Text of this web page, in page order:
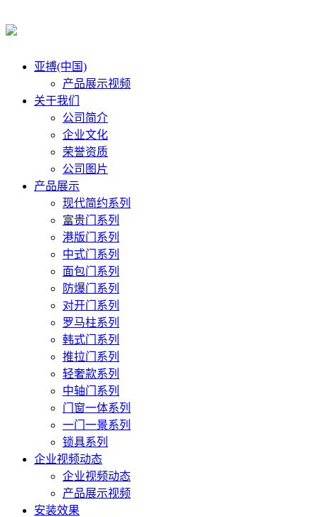
亚搏(中国)
产品展示视频
关于我们
公司简介
企业文化
荣誉资质
公司图片
产品展示
现代简约系列
富贵门系列
港版门系列
中式门系列
面包门系列
防爆门系列
对开门系列
罗马柱系列
韩式门系列
推拉门系列
轻奢款系列
中轴门系列
门窗一体系列
一门一景系列
锁具系列
企业视频动态
企业视频动态
产品展示视频
安装效果